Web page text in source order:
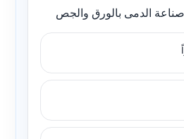
الدمى بالورق والجص